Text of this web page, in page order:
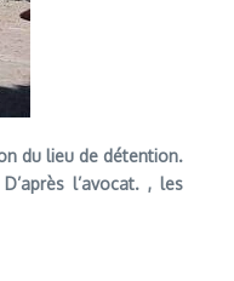
du lieu de détention.
l’avocat. , les